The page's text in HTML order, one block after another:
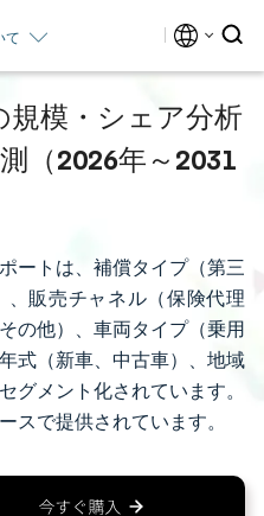
て
規模・シェア分析
（2026年～2031
ートは、補償タイプ（第三
販売チャネル（保険代理
の他）、車両タイプ（乗用
式（新車、中古車）、地域
グメント化されています。
スで提供されています。